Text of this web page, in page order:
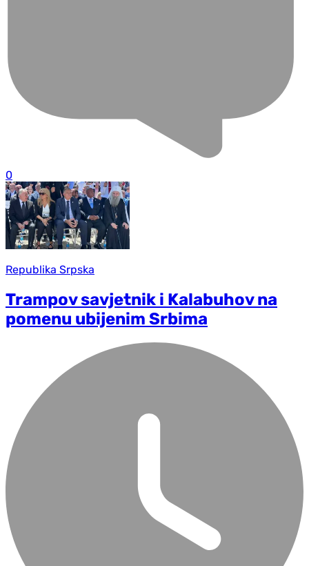
0
Republika Srpska
Trampov savjetnik i Kalabuhov na
pomenu ubijenim Srbima